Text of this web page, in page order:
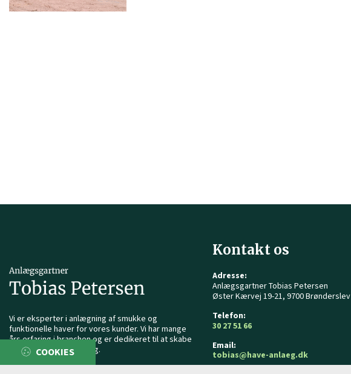
Vi er eksperter i anlægning af smukke og
funktionelle haver for vores kunder. Vi har mange
års erfaring i branchen og er dedikeret til at skabe
den perfekte have til dig.
Kontakt os
Adresse:
Anlægsgartner Tobias Petersen
Øster Kærvej 19-21, 9700 Brønderslev
Telefon:
30 27 51 66
Email:
tobias@have-anlaeg.dk
COOKIES